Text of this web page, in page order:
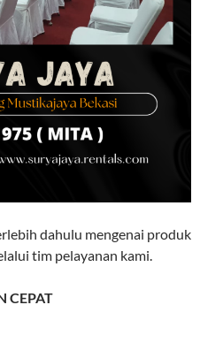
dahulu mengenai produk
tim pelayanan kami.
CEPAT